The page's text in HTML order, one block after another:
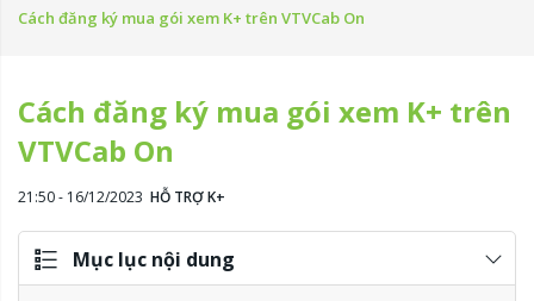
Cách đăng ký mua gói xem K+ trên VTVCab On
Cách đăng ký mua gói xem K+ trên
VTVCab On
21:50 - 16/12/2023 HỖ TRỢ K+
Mục lục nội dung